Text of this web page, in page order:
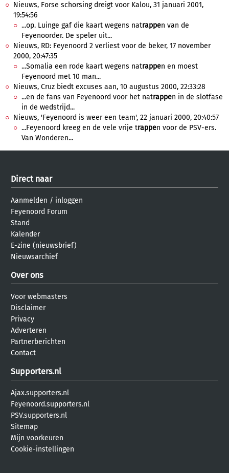
Nieuws, Forse schorsing dreigt voor Kalou, 31 januari 2001,
19:54:56
...op. Luinge gaf die kaart wegens natrappen van de
Feyenoorder. De speler uit...
Nieuws, RD: Feyenoord 2 verliest voor de beker, 17 november
2000, 20:47:35
...Somalia een rode kaart wegens natrappen en moest
Feyenoord met 10 man...
Nieuws, Cruz biedt excuses aan, 10 augustus 2000, 22:33:28
...en de fans van Feyenoord voor het natrappen in de slotfase
in de wedstrijd...
Nieuws, 'Feyenoord is weer een team', 22 januari 2000, 20:40:57
...Feyenoord kreeg en de vele vrije trappen voor de PSV-ers.
Van Wonderen...
Direct naar
Aanmelden / inloggen
Feyenoord Forum
Stand
Kalender
E-zine (nieuwsbrief)
Nieuwsarchief
Over ons
Voor webmasters
Disclaimer
Privacy
Adverteren
Partnerberichten
Contact
Supporters.nl
Ajax.supporters.nl
Feyenoord.supporters.nl
PSV.supporters.nl
Sitemap
Mijn voorkeuren
Cookie-instellingen